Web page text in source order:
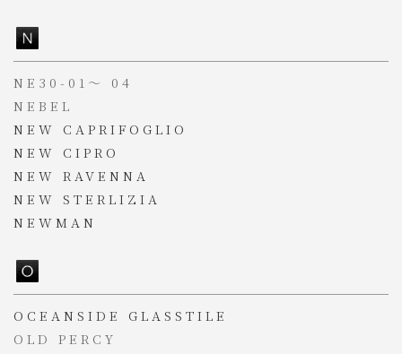
NE30-01 ～ 04
NEBEL
NEW CAPRIFOGLIO
NEW CIPRO
NEW RAVENNA
NEW STERLIZIA
NEWMAN
OCEANSIDE GLASSTILE
OLD PERCY